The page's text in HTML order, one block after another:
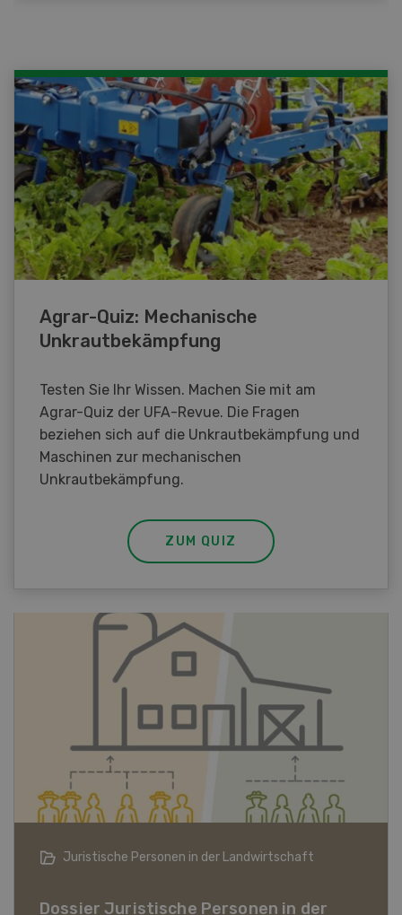
Agrar-Quiz: Mechanische
Unkrautbekämpfung
Testen Sie Ihr Wissen. Machen Sie mit am
Agrar-Quiz der UFA-Revue. Die Fragen
beziehen sich auf die Unkrautbekämpfung und
Maschinen zur mechanischen
Unkrautbekämpfung.
ZUM QUIZ
Bio-Artikel